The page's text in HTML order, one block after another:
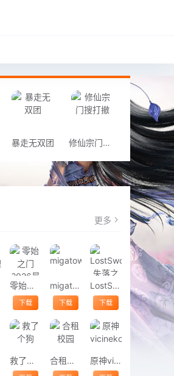
暴走无双团 修仙宗门搜打撤
更多
零始之门2026最新版
下载
migatowemyworld1.68
下载
LostSword失落之剑
下载
救了个狗 合租校园 原神vicineko